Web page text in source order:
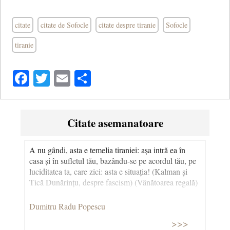
citate citate de Sofocle citate despre tiranie Sofocle
tiranie
Facebook
Twitter
Email
Citate asemanatoare
A nu gândi, asta e temelia tiraniei: așa intră ea în
casa și în sufletul tău, bazându-se pe acordul tău, pe
luciditatea ta, care zici: asta e situația! (Kalman și
Tică Dunărințu, despre fascism) (Vânătoarea regală)
Dumitru Radu Popescu
>>>